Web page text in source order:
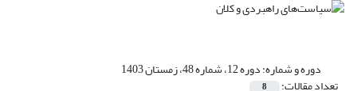
دوره و شماره:دوره 12، شماره 48، زمستان 1403
تعداد مقالات: 8